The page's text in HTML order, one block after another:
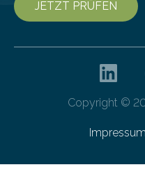
JETZT PRÜFEN
Copyright ©
Impressum